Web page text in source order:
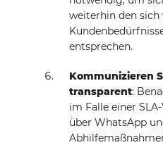
weiterhin den sich
entsprechen.
Kommunizieren
transparent:
im Falle einer
über WhatsApp